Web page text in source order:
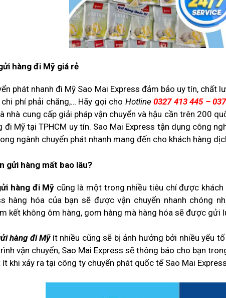
hàng đi Mỹ giá rẻ
phát nhanh đi Mỹ Sao Mai Express đảm bảo uy tín,
phí phải chăng,… Hãy gọi cho Hotline 0327 413 445 –
nhà cung cấp giải pháp vận chuyển và hậu cần trên 200
đi Mỹ tại TPHCM uy tín. Sao Mai Express tận dụng công
ngành chuyển phát nhanh mang đến cho khách hàng
gửi hàng mất bao lâu?
hàng đi Mỹ cũng là một trong nhiều tiêu chí được
hàng hóa của bạn sẽ được vận chuyển nhanh chóng
kết không ôm hàng, gom hàng mà hàng hóa sẽ được gửi
hàng đi Mỹít nhiều cũng sẽ bị ảnh hưởng bởi nhiều yếu
vận chuyển, Sao Mai Express sẽ thông báo cho bạn
ít khi xảy ra tại công ty chuyển phát quốc tế Sao Mai